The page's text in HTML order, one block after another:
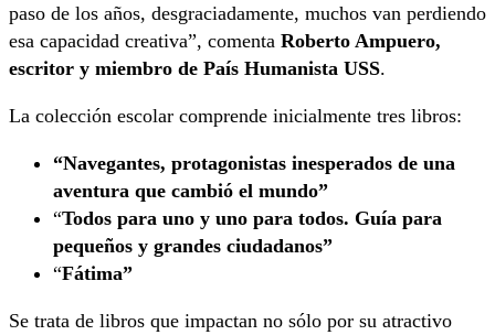
paso de los años, desgraciadamente, muchos van perdiendo
esa capacidad creativa”, comenta Roberto Ampuero,
escritor y miembro de País Humanista USS.
La colección escolar comprende inicialmente tres libros:
“Navegantes, protagonistas inesperados de una
aventura que cambió el mundo”
“Todos para uno y uno para todos. Guía para
pequeños y grandes ciudadanos”
“Fátima”
Se trata de libros que impactan no sólo por su atractivo